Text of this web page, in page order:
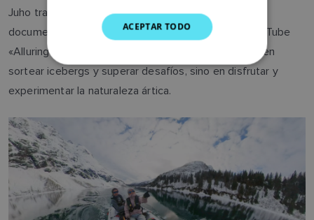
Juho trabaja a tiempo completo como cineasta y
documenta sus aventuras en el popular canal de YouTube
«Alluring Arctic». Aunque para él la vida no consiste en
sortear icebergs y superar desafíos, sino en disfrutar y
experimentar la naturaleza ártica.
DUTCH
SPANISH
ACEPTAR TODO